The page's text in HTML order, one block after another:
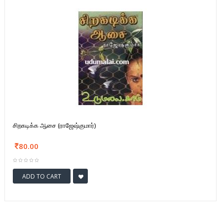
சிறகடிக்க ஆசை (ராஜேஷ்குமார்)
80.00
ADD TO CART